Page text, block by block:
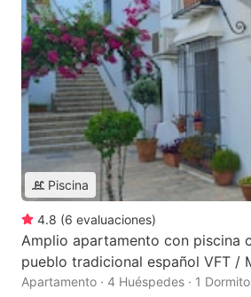
Piscina
4.8 (6 evaluaciones)
Amplio apartamento con piscina
pueblo tradicional español VFT /
Apartamento · 4 Huéspedes · 1